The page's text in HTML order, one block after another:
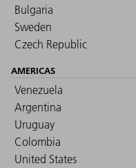
Bulgaria
Sweden
Czech Republic
AMERICAS
Venezuela
Argentina
Uruguay
Colombia
United States